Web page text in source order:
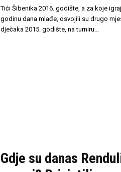
Tići Šibenika 2016. godište, a za koje
godinu dana mlađe, osvojili su drugo
dječaka 2015. godište, na turniru...
Gdje su danas